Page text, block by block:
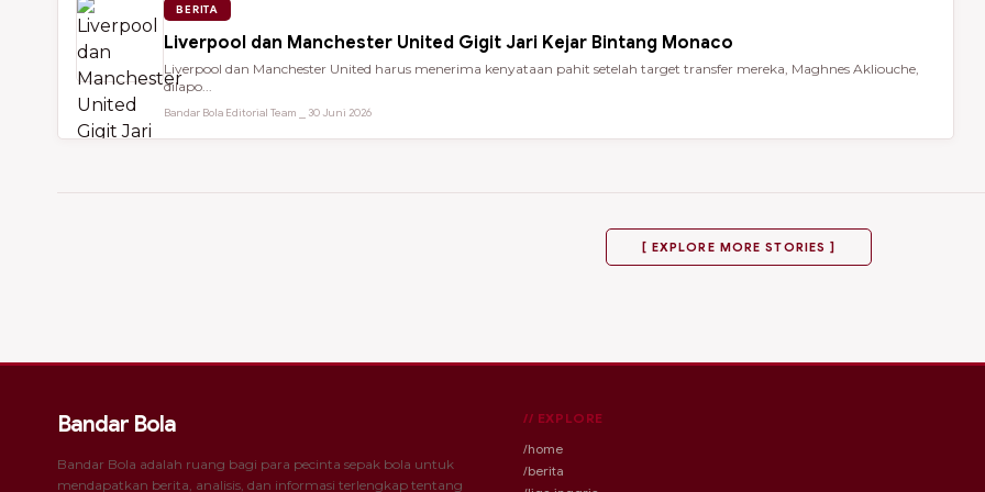
BERITA
Liverpool dan Manchester United Gigit Jari Kejar Bintang Monaco
Liverpool dan Manchester United harus menerima kenyataan pahit setelah target transfer mereka, Maghnes Akliouche,
dilapo...
Bandar Bola Editorial Team ⎯ 30 Juni 2026
[ EXPLORE MORE STORIES ]
Bandar Bola
Bandar Bola adalah ruang bagi para pecinta sepak bola untuk
mendapatkan berita, analisis, dan informasi terlengkap tentang
// EXPLORE
/home
/berita